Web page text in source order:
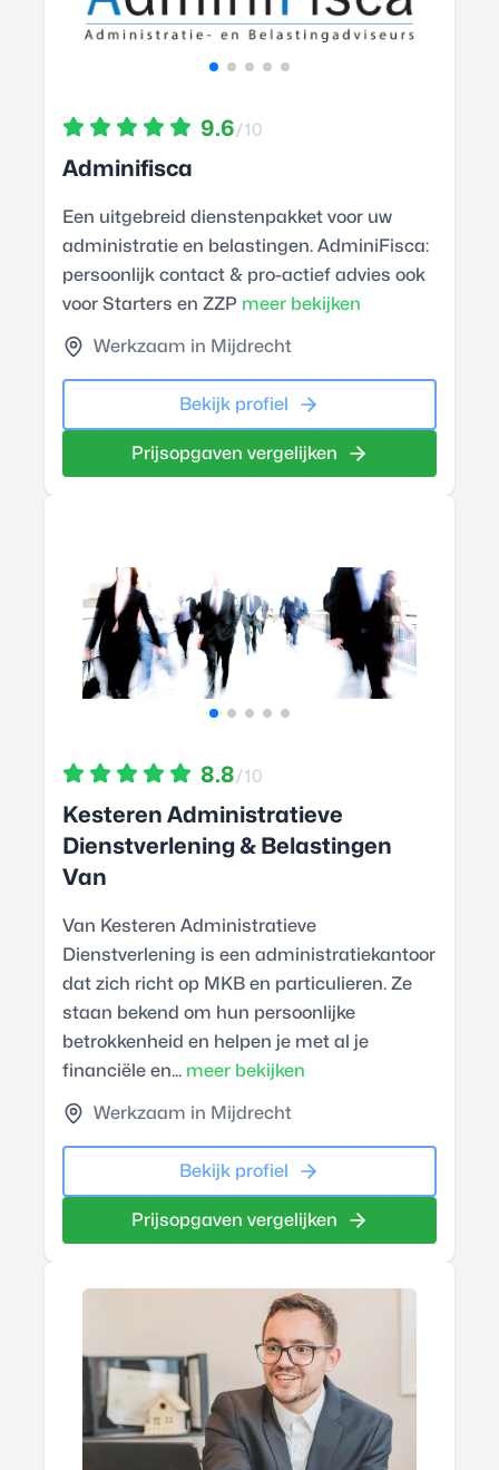
9.6/10
Adminifisca
Een uitgebreid dienstenpakket voor uw
administratie en belastingen. AdminiFisca:
persoonlijk contact & pro-actief advies ook
voor Starters en ZZP meer bekijken
Werkzaam in Mijdrecht
Bekijk profiel
Prijsopgaven vergelijken
8.8/10
Kesteren Administratieve
Dienstverlening & Belastingen
Van
Van Kesteren Administratieve
Dienstverlening is een administratiekantoor
dat zich richt op MKB en particulieren. Ze
staan bekend om hun persoonlijke
betrokkenheid en helpen je met al je
financiële en... meer bekijken
Werkzaam in Mijdrecht
Bekijk profiel
Prijsopgaven vergelijken